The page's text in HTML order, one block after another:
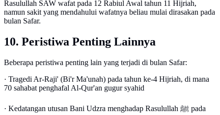
Rasulullah SAW wafat pada 12 Rabiul Awal tahun 11 Hijriah,
namun sakit yang mendahului wafatnya beliau mulai dirasakan pada
bulan Safar.
10. Peristiwa Penting Lainnya
Beberapa peristiwa penting lain yang terjadi di bulan Safar:
· Tragedi Ar-Raji' (Bi'r Ma'unah) pada tahun ke-4 Hijriah, di mana
70 sahabat penghafal Al-Qur'an gugur syahid
· Kedatangan utusan Bani Udzra menghadap Rasulullah ﷺ pada